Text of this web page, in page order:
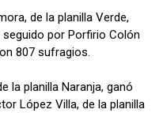
de la planilla Verde,
por Porfirio Colón
807 sufragios.
la planilla Naranja, ganó
López Villa, de la planilla